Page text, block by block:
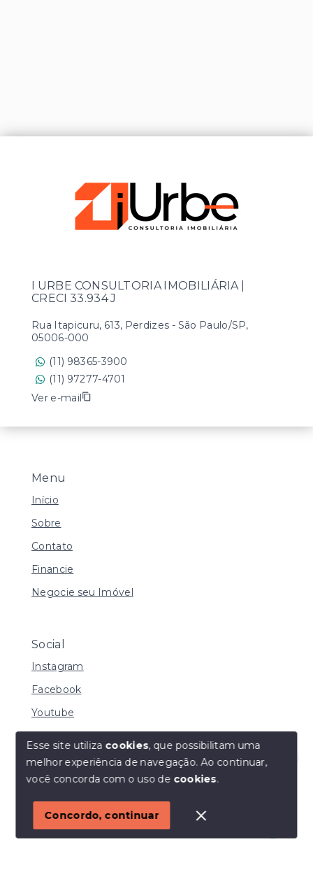
Olá! Estamos disponíveis para te ajudar.
Menu
Início
Sobre
Contato
Financie
Negocie seu Imóvel
Social
Instagram
Facebook
Youtube
© Copyright 2026 - I URBE CONSULTORIA
IMOBILIÁRIA | CRECI 33.934 J - Todos os direitos
SITE PARA IMOBILIARIA
I URBE CONSULTORIA IMOBILIÁRIA |
CRECI 33.934 J
Rua Itapicuru, 613, Perdizes - São Paulo/SP,
05006-000
(11) 98365-3900
(11) 97277-4701
Ver e-mail
Esse site utiliza cookies, que possibilitam uma
melhor experiência de navegação.Ao continuar,
você concorda com o uso de cookies.
Concordo, continuar